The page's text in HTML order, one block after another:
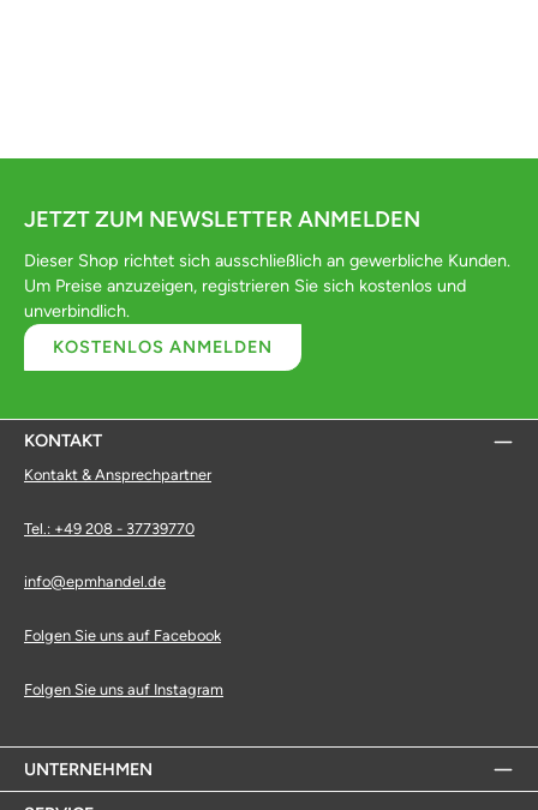
JETZT ZUM NEWSLETTER ANMELDEN
Dieser Shop richtet sich ausschließlich an gewerbliche Kunden.
Um Preise anzuzeigen, registrieren Sie sich kostenlos und
unverbindlich.
KOSTENLOS ANMELDEN
KONTAKT
Kontakt & Ansprechpartner
Tel.: +49 208 - 37739770
info@epmhandel.de
Folgen Sie uns auf Facebook
Folgen Sie uns auf Instagram
UNTERNEHMEN